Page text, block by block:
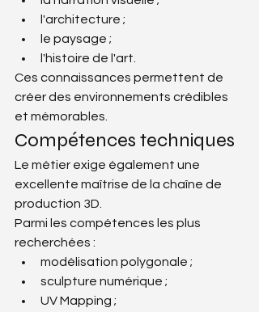
l'architecture ;
le paysage ;
l'histoire de l'art.
Ces connaissances permettent de
créer des environnements crédibles
et mémorables.
Compétences techniques
Le métier exige également une
excellente maîtrise de la chaîne de
production 3D.
Parmi les compétences les plus
recherchées :
modélisation polygonale ;
sculpture numérique ;
UV Mapping ;